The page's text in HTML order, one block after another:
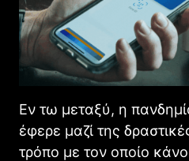
Εν τω μεταξύ, η
έφερε μαζί της
τρόπο με τον οποίο